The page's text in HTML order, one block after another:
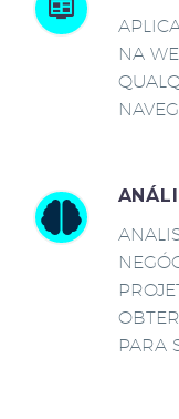
NA
PARA